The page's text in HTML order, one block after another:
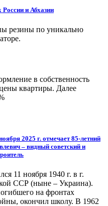
и Абхазии
резины по уникально
в собственность
квартиры. Далее
2025 г. отмечает 85-летний
– видный советский и
11 ноября 1940 г. в г.
ССР (ныне – Украина).
на фронтах
окончил школу. В 1962